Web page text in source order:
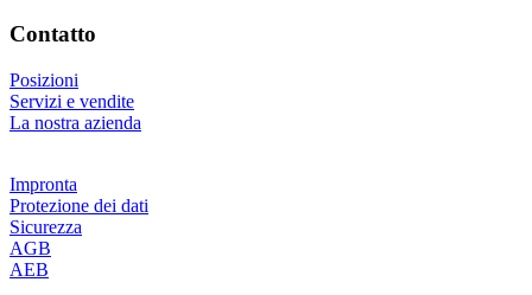
Contatto
Posizioni
Servizi e vendite
La nostra azienda
Impronta
Protezione dei dati
Sicurezza
AGB
AEB